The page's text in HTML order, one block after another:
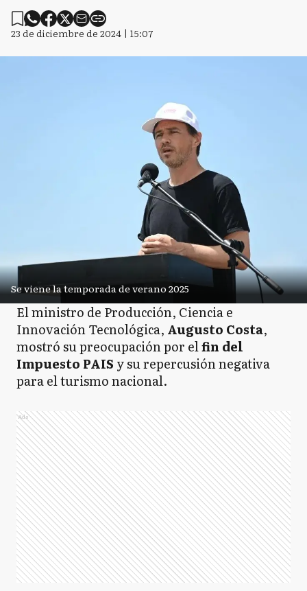
23 de diciembre de 2024 | 15:07
Se viene la temporada de verano 2025
El ministro de Producción, Ciencia e
Innovación Tecnológica, Augusto Costa,
mostró su preocupación por elfin del
Impuesto PAIS y su repercusión negativa
para el turismo nacional.
Ads